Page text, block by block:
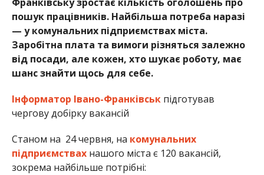
пошук працівників. Найбільша потреба наразі
— у комунальних підприємствах міста.
Заробітна плата та вимоги різняться залежно
від посади, але кожен, хто шукає роботу, має
шанс знайти щось для себе.
Інформатор Івано-Франківськпідготував
чергову добірку вакансій
Станом на 24 червня, на комунальних
підприємствахнашого міста є 120 вакансій,
зокрема найбільше потрібні: